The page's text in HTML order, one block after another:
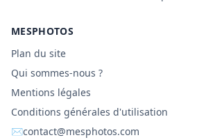
MESPHOTOS
Plan du site
Qui sommes-nous ?
Mentions légales
Conditions générales d'utilisation
✉contact@mesphotos.com